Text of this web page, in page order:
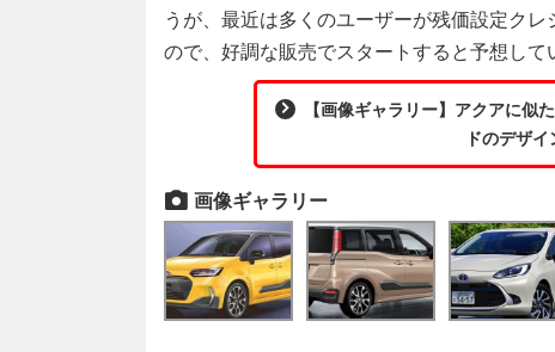
うが、最近は多くのユーザーが残価設定ク
ので、好調な販売でスタートすると予想して
【画像ギャラリー】アクアに似
ドのデザ
画像ギャラリー